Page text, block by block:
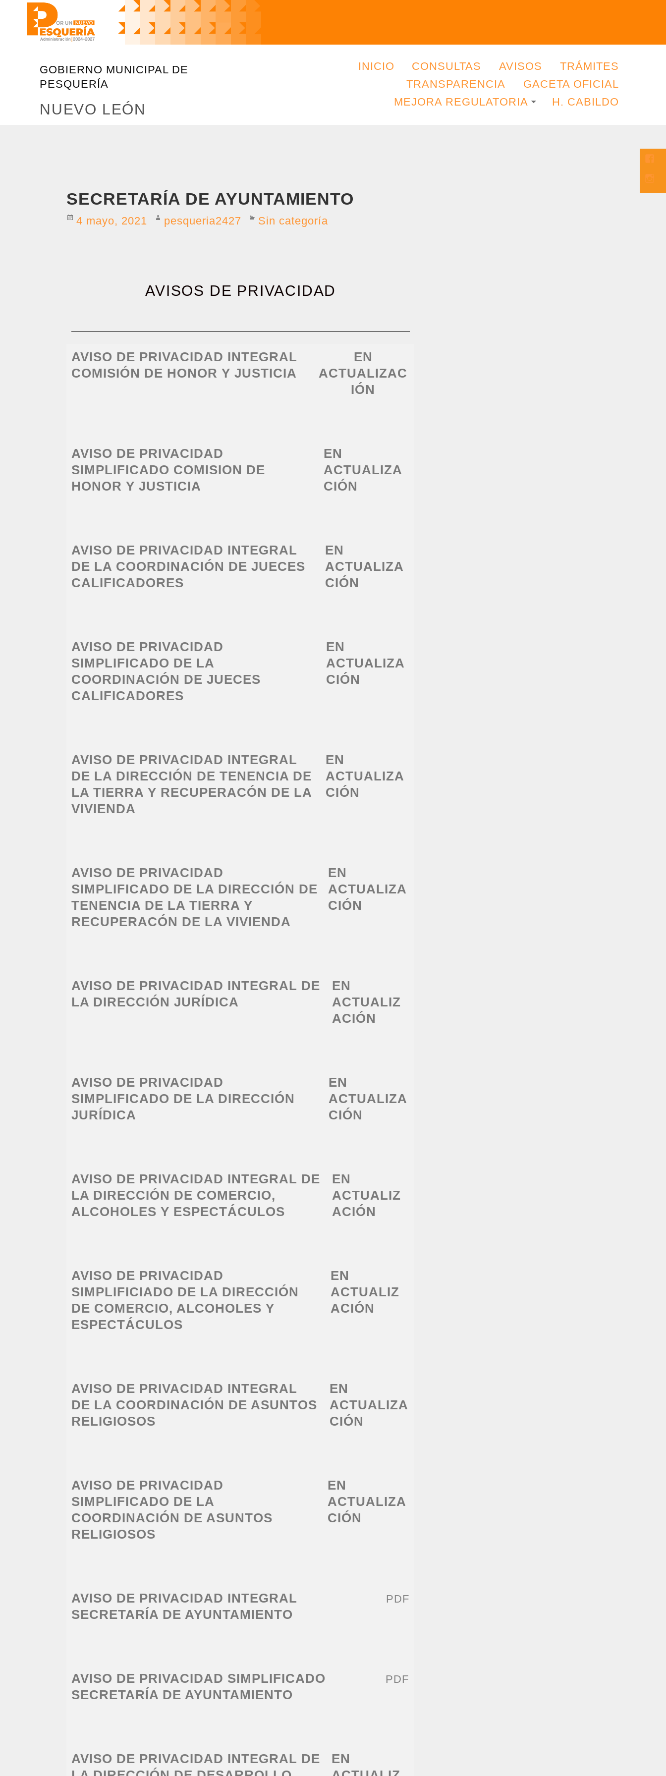
GOBIERNO MUNICIPAL DE
PESQUERÍA
NUEVO LEÓN
INICIO CONSULTAS AVISOS
TRÁMITES
TRANSPARENCIA
GACETA OFICIAL
MEJORA REGULATORIA
H. CABILDO
SECRETARÍA DE AYUNTAMIENTO
4 mayo, 2021 pesqueria2427 Sin categoría
AVISOS DE PRIVACIDAD
AVISO DE PRIVACIDAD INTEGRAL
COMISIÓN DE HONOR Y JUSTICIA
EN
ACTUALIZAC
IÓN
AVISO DE PRIVACIDAD
SIMPLIFICADO COMISION DE
HONOR Y JUSTICIA
EN
ACTUALIZA
CIÓN
AVISO DE PRIVACIDAD INTEGRAL
DE LA COORDINACIÓN DE JUECES
CALIFICADORES
EN
ACTUALIZA
CIÓN
AVISO DE PRIVACIDAD
SIMPLIFICADO DE LA
COORDINACIÓN DE JUECES
CALIFICADORES
EN
ACTUALIZA
CIÓN
AVISO DE PRIVACIDAD INTEGRAL
DE LA DIRECCIÓN DE TENENCIA DE
LA TIERRA Y RECUPERACÓN DE LA
VIVIENDA
EN
ACTUALIZA
CIÓN
AVISO DE PRIVACIDAD
SIMPLIFICADO DE LA DIRECCIÓN DE
TENENCIA DE LA TIERRA Y
RECUPERACÓN DE LA VIVIENDA
EN
ACTUALIZA
CIÓN
AVISO DE PRIVACIDAD INTEGRAL DE
LA DIRECCIÓN JURÍDICA
EN
ACTUALIZ
ACIÓN
AVISO DE PRIVACIDAD
SIMPLIFICADO DE LA DIRECCIÓN
JURÍDICA
EN
ACTUALIZA
CIÓN
AVISO DE PRIVACIDAD INTEGRAL DE
LA DIRECCIÓN DE COMERCIO,
ALCOHOLES Y ESPECTÁCULOS
EN
ACTUALIZ
ACIÓN
AVISO DE PRIVACIDAD
SIMPLIFICIADO DE LA DIRECCIÓN
DE COMERCIO, ALCOHOLES Y
ESPECTÁCULOS
EN
ACTUALIZ
ACIÓN
AVISO DE PRIVACIDAD INTEGRAL
DE LA COORDINACIÓN DE ASUNTOS
RELIGIOSOS
EN
ACTUALIZA
CIÓN
AVISO DE PRIVACIDAD
SIMPLIFICADO DE LA
COORDINACIÓN DE ASUNTOS
RELIGIOSOS
EN
ACTUALIZA
CIÓN
AVISO DE PRIVACIDAD INTEGRAL
SECRETARÍA DE AYUNTAMIENTO
PDF
AVISO DE PRIVACIDAD SIMPLIFICADO
SECRETARÍA DE AYUNTAMIENTO
PDF
AVISO DE PRIVACIDAD INTEGRAL DE
EN